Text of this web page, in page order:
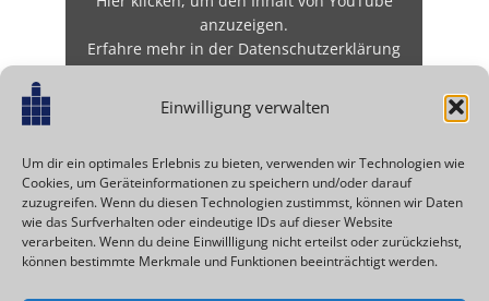
Einwilligung verwalten
Um dir ein optimales Erlebnis zu bieten, verwenden wir Technologien wie
Cookies, um Geräteinformationen zu speichern und/oder darauf
zuzugreifen. Wenn du diesen Technologien zustimmst, können wir Daten
wie das Surfverhalten oder eindeutige IDs auf dieser Website
verarbeiten. Wenn du deine Einwillligung nicht erteilst oder zurückziehst,
können bestimmte Merkmale und Funktionen beeinträchtigt werden.
anzuzeigen.
Erfahre mehr in der Datenschutzerklärung
Inhalt von YouTube immer anzeigen
Förderverein der Technischen Sammlungen“ direkt
öffnen